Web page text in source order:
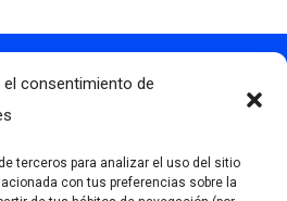
el consentimiento de
terceros para analizar el uso del sitio
con tus preferencias sobre la
Contacto